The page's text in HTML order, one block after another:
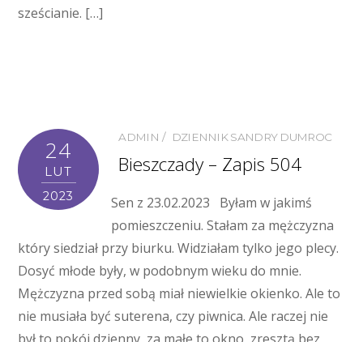
sześcianie. […]
24
LUT
2023
ADMIN DZIENNIK SANDRY DUMROC
Bieszczady – Zapis 504
Sen z 23.02.2023 Byłam w jakimś
pomieszczeniu. Stałam za mężczyzna
który siedział przy biurku. Widziałam tylko jego plecy.
Dosyć młode były, w podobnym wieku do mnie.
Mężczyzna przed sobą miał niewielkie okienko. Ale to
nie musiała być suterena, czy piwnica. Ale raczej nie
był to pokój dzienny, za małe to okno, zresztą bez